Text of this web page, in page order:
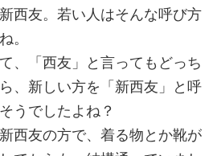
西友。若い人はそんな呼び方
。
、「西友」と言ってもどっち
、新しい方を「新西友」と呼
うでしたよね？
西友の方で、着る物とか靴が